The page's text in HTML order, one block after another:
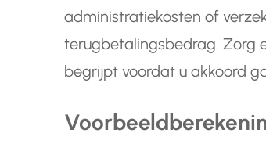
administratiekosten of
terugbetalingsbedrag. Zorg
begrijpt voordat u akkoord